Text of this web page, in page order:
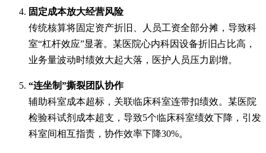
固定成本放大经营风险
传统核算将固定资产折旧、人员工资全部分摊，导致科
室“杠杆效应”显著。某医院心内科因设备折旧占比高，
业务量波动时绩效大起大落，医护人员压力剧增。
“连坐制”撕裂团队协作
辅助科室成本超标，关联临床科室连带扣绩效。某医院
检验科试剂成本超支，导致5个临床科室绩效下降，引发
科室间相互指责，协作效率下降30%。